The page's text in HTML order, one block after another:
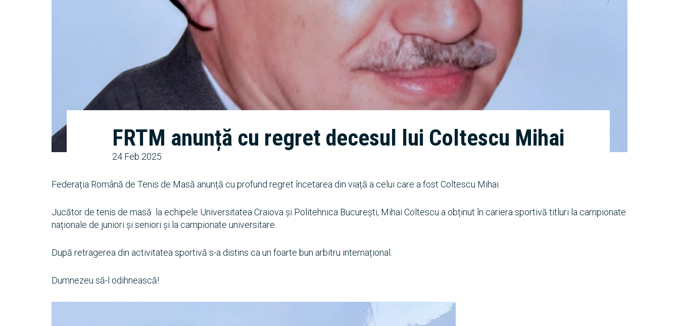
FRTM anunță cu regret decesul lui Coltescu Mihai
24 Feb 2025
Federația Română de Tenis de Masă anunță cu profund regret încetarea din viață a celui care a fost Coltescu Mihai.
Jucător de tenis de masă la echipele Universitatea Craiova și Politehnica București, Mihai Coltescu a obținut în cariera sportivă titluri la campionate
naționale de juniori și seniori și la campionate universitare.
După retragerea din activitatea sportivă s-a distins ca un foarte bun arbitru internațional.
Dumnezeu să-l odihnească!